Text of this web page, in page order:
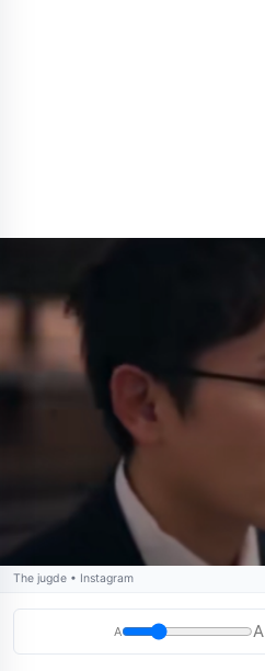
The jugde • Instagram
A A